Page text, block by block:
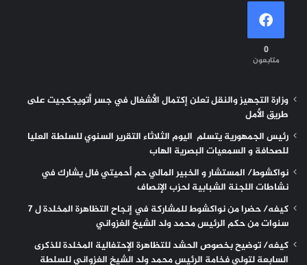
0
متابعون
وزارة التجهيز والنقل تعلن إكتمال الأشغال في جسر أتويجكجيت على
طريق الأمل
رئيس الجمهورية يتسلم اليوم الثلاثاء التقرير السنوي للسلطة العليا
للصحافة و السمعيات البصرية الهاب
نواكشوط/ المستشار و الخبير المالي حم أحميتي فال يشارك في
نشاطات اللجنة الشبابية لحزب الإنصاف
كيفه/ حضرا من نواكشوط للمشاركة في إنجاح التظاهرة المخلدة ل 7
سنوات من حكم الرئيس محمد ولد الشيخ الغزواني
كيفه/ توضيح بخصوص الحشد للتظاهرة الإحتفالية المخلدة للذكرى
السابعة لتولي فخامة الرئيس محمد ولد الشيخ الغزواني للسلطة